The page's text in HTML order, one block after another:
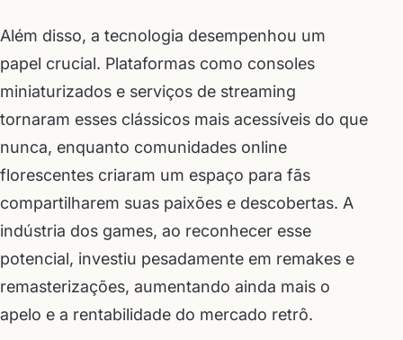
Além disso, a tecnologia desempenhou um
papel crucial. Plataformas como consoles
miniaturizados e serviços de streaming
tornaram esses clássicos mais acessíveis do que
nunca, enquanto comunidades online
florescentes criaram um espaço para fãs
compartilharem suas paixões e descobertas. A
indústria dos games, ao reconhecer esse
potencial, investiu pesadamente em remakes e
remasterizações, aumentando ainda mais o
apelo e a rentabilidade do mercado retrô.